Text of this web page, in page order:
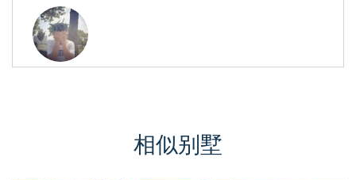
还有一个私人的网球场，给我们增添了许
相似别墅